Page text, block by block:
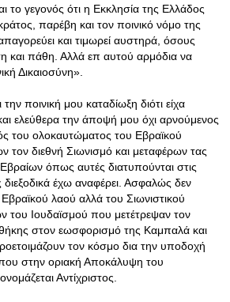
το γεγονός ότι η Εκκλησία της Ελλάδος
παρέβη και τον ποινικό νόμο της
και τιμωρεί αυστηρά, όσους
και πάθη. Αλλά επ αυτού αρμόδια να
Δικαιοσύνη».
την ποινική μου καταδίωξη διότι είχα
ελεύθερα την άποψή μου όχι αρνούμενος
του ολοκαυτώματος του Εβραϊκού
τον διεθνή Σιωνισμό και μεταφέρων τας
όπως αυτές διατυπούνται στις
διεξοδικά έχω αναφέρει. Ασφαλώς δεν
λαού αλλά του Σιωνιστικού
του Ιουδαϊσμού που μετέτρεψαν τον
στον εωσφορισμό της Καμπαλά και
τον κόσμο δια την υποδοχή
στην οριακή Αποκάλυψη του
Αντίχριστος.